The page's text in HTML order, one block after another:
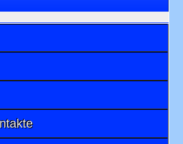
Schachverband 1901